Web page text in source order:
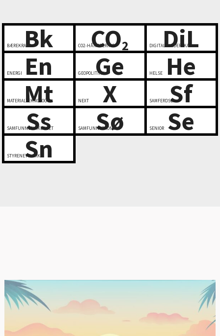
Bk
BÆREKRAFT CO2
CO2-HÅNDTERING DiL
DIGITALT LEDERSKAP
En
ENERGI Ge
GEOPOLITIKK He
HELSE
Mt
MATERIALTEKNOLOGI X
NEXT Sf
SAMFERDSEL
Ss
SAMFUNNSSIKKERHET Sø
SAMFUNNSØKONOMI Se
SENIOR
Sn
STYRENETTVERK